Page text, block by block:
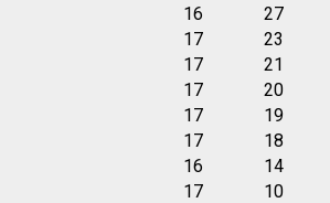
16
27
17
23
17
21
17
20
17
19
17
18
16
14
17
10